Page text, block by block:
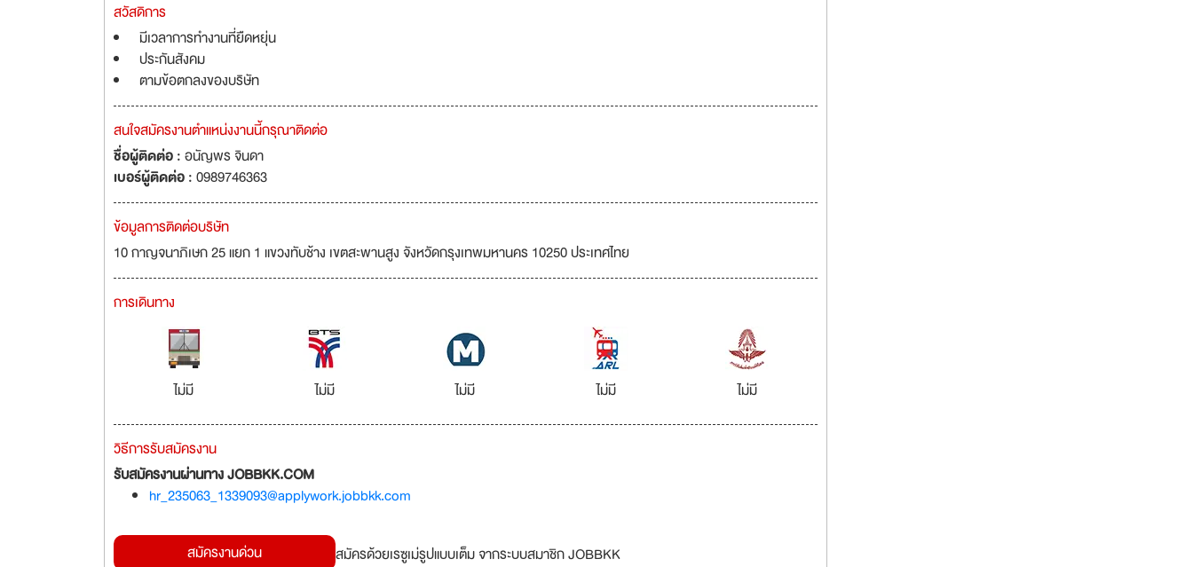
สวัสดิการ
มีเวลาการทำงานที่ยืดหยุ่น
ประกันสังคม
ตามข้อตกลงของบริษัท
สนใจสมัครงานตำแหน่งงานนี้กรุณาติดต่อ
ชื่อผู้ติดต่อ :อนัญพร จินดา
เบอร์ผู้ติดต่อ :0989746363
ข้อมูลการติดต่อบริษัท
10 กาญจนาภิเษก 25 แยก 1 แขวงทับช้าง เขตสะพานสูง จังหวัดกรุงเทพมหานคร 10250 ประเทศไทย
การเดินทาง
ไม่มี ไม่มี ไม่มี ไม่มี ไม่มี
วิธีการรับสมัครงาน
รับสมัครงานผ่านทาง JOBBKK.COM
hr_235063_1339093@applywork.jobbkk.com
สมัครงานด่วน สมัครด้วยเรซูเม่รูปแบบเต็ม จากระบบสมาชิก JOBBKK